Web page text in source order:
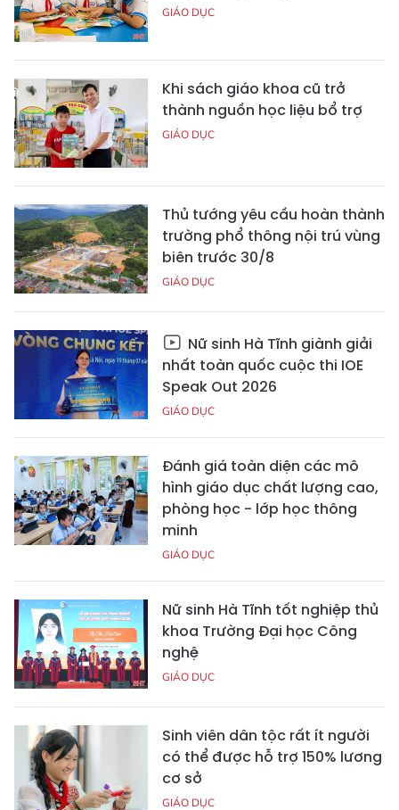
GIÁO DỤC
Khi sách giáo khoa cũ trở
thành nguồn học liệu bổ trợ
GIÁO DỤC
Thủ tướng yêu cầu hoàn thành
trường phổ thông nội trú vùng
biên trước 30/8
GIÁO DỤC
Nữ sinh Hà Tĩnh giành giải
nhất toàn quốc cuộc thi IOE
Speak Out 2026
GIÁO DỤC
Đánh giá toàn diện các mô
hình giáo dục chất lượng cao,
phòng học - lớp học thông
minh
GIÁO DỤC
Nữ sinh Hà Tĩnh tốt nghiệp thủ
khoa Trường Đại học Công
nghệ
GIÁO DỤC
Sinh viên dân tộc rất ít người
có thể được hỗ trợ 150% lương
cơ sở
GIÁO DỤC